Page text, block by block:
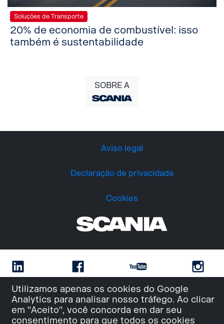
Utilizamos apenas os cookies do Google
Analytics para analisar nosso tráfego. Ao clicar
em "Aceito", você concorda em dar seu
consentimento para que todos os cookies
Soluções de Transporte
20% de economia de combustível: isso
também é sustentabilidade
SOBRE A
Aviso legal
Declaração de privacidade
Cookies